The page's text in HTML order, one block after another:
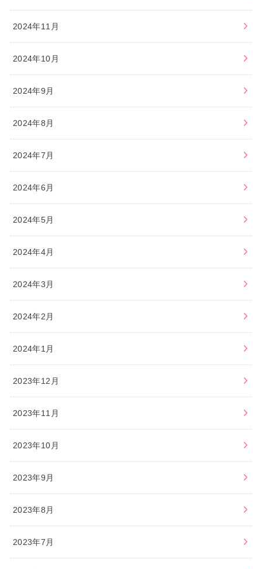
2024年11月
2024年10月
2024年9月
2024年8月
2024年7月
2024年6月
2024年5月
2024年4月
2024年3月
2024年2月
2024年1月
2023年12月
2023年11月
2023年10月
2023年9月
2023年8月
2023年7月